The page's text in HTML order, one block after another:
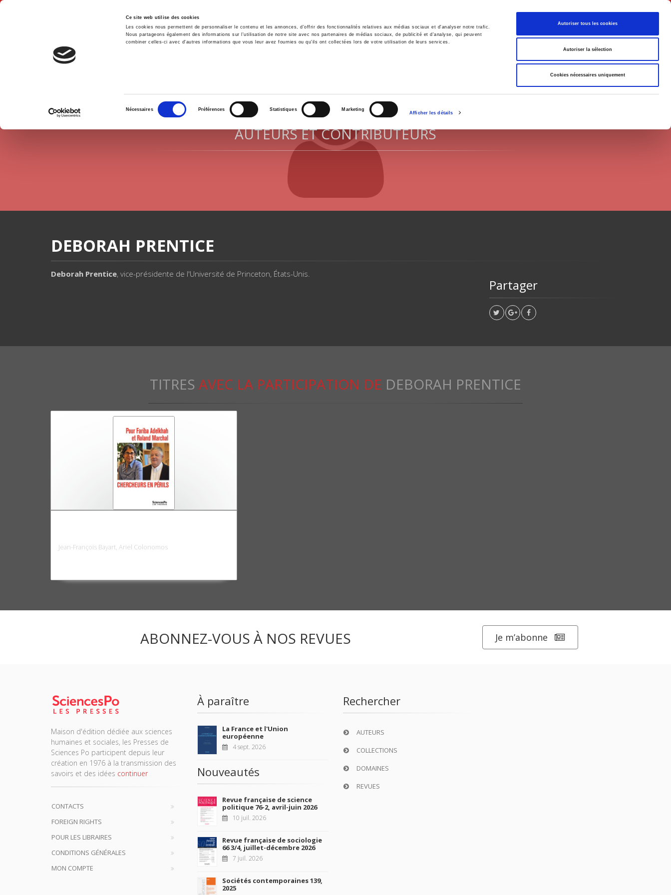
Ce site web utilise des cookies
Les cookies nous permettent de personnaliser le contenu et les annonces, d'offrir des fonctionnalités relatives aux médias sociaux et d'analyser notre trafic.
Nous partageons également des informations sur l'utilisation de notre site avec nos partenaires de médias sociaux, de publicité et d'analyse, qui peuvent
combiner celles-ci avec d'autres informations que vous leur avez fournies ou qu'ils ont collectées lors de votre utilisation de leurs services.
consentement
Nécessaires Préférences Statistiques Marketing
Afficher les détails
Autoriser tous les cookies
Autoriser la sélection
Cookies nécessaires uniquement
Français
Accueil Environnement Histoire International
AUTEURS ET CONTRIBUTEURS
DEBORAH PRENTICE
Deborah Prentice, vice-présidente de l'Université de Princeton, États-Unis.
Partager
TITRES AVEC LA PARTICIPATION DE DEBORAH PRENTICE
Jean-François Bayart, Ariel Colonomos
ABONNEZ-VOUS À NOS REVUES Je m’abonne
Maison d'édition dédiée aux sciences
humaines et sociales, les Presses de
Sciences Po participent depuis leur
création en 1976 à la transmission des
savoirs et des idées continuer
CONTACTS
FOREIGN RIGHTS
POUR LES LIBRAIRES
CONDITIONS GÉNÉRALES
MON COMPTE
À paraître
La France et l'Union
européenne
4 sept. 2026
Nouveautés
Revue française de science
politique 76-2, avril-juin 2026
10 juil. 2026
Revue française de sociologie
66 3/4, juillet-décembre 2026
7 juil. 2026
Sociétés contemporaines 139,
2025
Rechercher
AUTEURS
COLLECTIONS
DOMAINES
REVUES